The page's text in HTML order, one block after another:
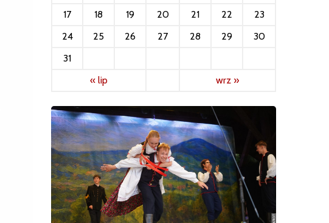
17
18 19 20 21 22
23
24
25 26 27 28 29
30
31
« lip
wrz »